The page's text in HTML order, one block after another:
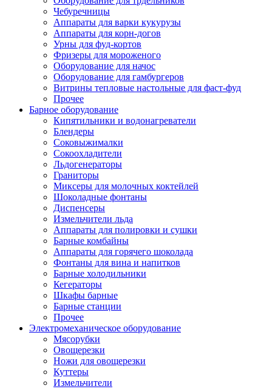
Чебуречницы
Аппараты для варки кукурузы
Аппараты для корн-догов
Урны для фуд-кортов
Фризеры для мороженого
Оборудование для начос
Оборудование для гамбургеров
Витрины тепловые настольные для фаст-фуд
Прочее
Барное оборудование
Кипятильники и водонагреватели
Блендеры
Соковыжималки
Сокоохладители
Льдогенераторы
Граниторы
Миксеры для молочных коктейлей
Шоколадные фонтаны
Диспенсеры
Измельчители льда
Аппараты для полировки и сушки
Барные комбайны
Аппараты для горячего шоколада
Фонтаны для вина и напитков
Барные холодильники
Кегераторы
Шкафы барные
Барные станции
Прочее
Электромеханическое оборудование
Мясорубки
Овощерезки
Ножи для овощерезки
Куттеры
Измельчители